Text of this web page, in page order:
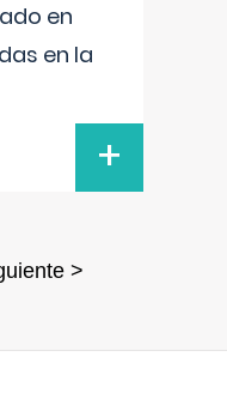
en
en la
+
>